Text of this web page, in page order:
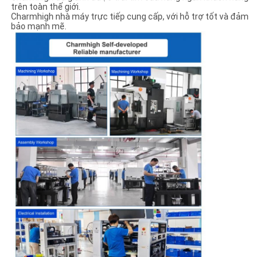
trên toàn thế giới.
Charmhigh nhà máy trực tiếp cung cấp, với hỗ trợ tốt và đảm
bảo mạnh mẽ.